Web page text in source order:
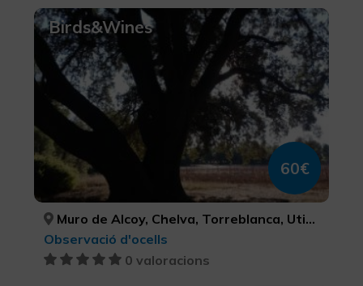
Birds&Wines
60€
Muro de Alcoy, Chelva, Torreblanca, Utiel, Venta del Moro, ALACANT/ALICANTE, VALÈNCIA, CASTELLÓ/CASTELLÓN, VALÈNCIA, VALÈNCIA
Observació d'ocells
0 valoracions